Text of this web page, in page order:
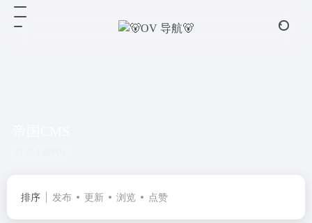
排序 发布 更新 浏览 点赞